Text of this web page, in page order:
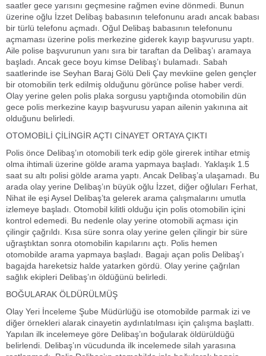
saatler gece yarısını geçmesine rağmen evine dönmedi. Bunun
üzerine oğlu İzzet Delibaş babasının telefonunu aradı ancak babası
bir türlü telefonu açmadı. Oğul Delibaş babasının telefonunu
açmaması üzerine polis merkezine giderek kayıp başvurusu yaptı.
Aile polise başvurunun yanı sıra bir taraftan da Delibaş’ı aramaya
başladı. Ancak gece boyu kimse Delibaş’ı bulamadı. Sabah
saatlerinde ise Seyhan Baraj Gölü Deli Çay mevkiine gelen gençler
bir otomobilin terk edilmiş olduğunu görünce polise haber verdi.
Olay yerine gelen polis plaka sorgusu yaptığında otomobilin dün
gece polis merkezine kayıp başvurusu yapan ailenin yakınına ait
olduğunu belirledi.
OTOMOBİLİ ÇİLİNGİR AÇTI CİNAYET ORTAYA ÇIKTI
Polis önce Delibaş’ın otomobili terk edip göle girerek intihar etmiş
olma ihtimali üzerine gölde arama yapmaya başladı. Yaklaşık 1.5
saat su altı polisi gölde arama yaptı. Ancak Delibaş’a ulaşamadı. Bu
arada olay yerine Delibaş’ın büyük oğlu İzzet, diğer oğluları Ferhat,
Nihat ile eşi Aysel Delibaş’ta gelerek arama çalışmalarını umutla
izlemeye başladı. Otomobil kilitli olduğu için polis otomobilin içini
kontrol edemedi. Bu nedenle olay yerine otomobili açması için
çilingir çağrıldı. Kısa süre sonra olay yerine gelen çilingir bir süre
uğraştıktan sonra otomobilin kapılarını açtı. Polis hemen
otomobilde arama yapmaya başladı. Bagajı açan polis Delibaş’ı
bagajda hareketsiz halde yatarken gördü. Olay yerine çağrılan
sağlık ekipleri Delibaş’ın öldüğünü belirledi.
BOĞULARAK ÖLDÜRÜLMÜŞ
Olay Yeri İnceleme Şube Müdürlüğü ise otomobilde parmak izi ve
diğer örnekleri alarak cinayetin aydınlatılması için çalışma başlattı.
Yapılan ilk incelemeye göre Delibaş’ın boğularak öldürüldüğü
belirlendi. Delibaş’ın vücudunda ilk incelemede silah yarasına